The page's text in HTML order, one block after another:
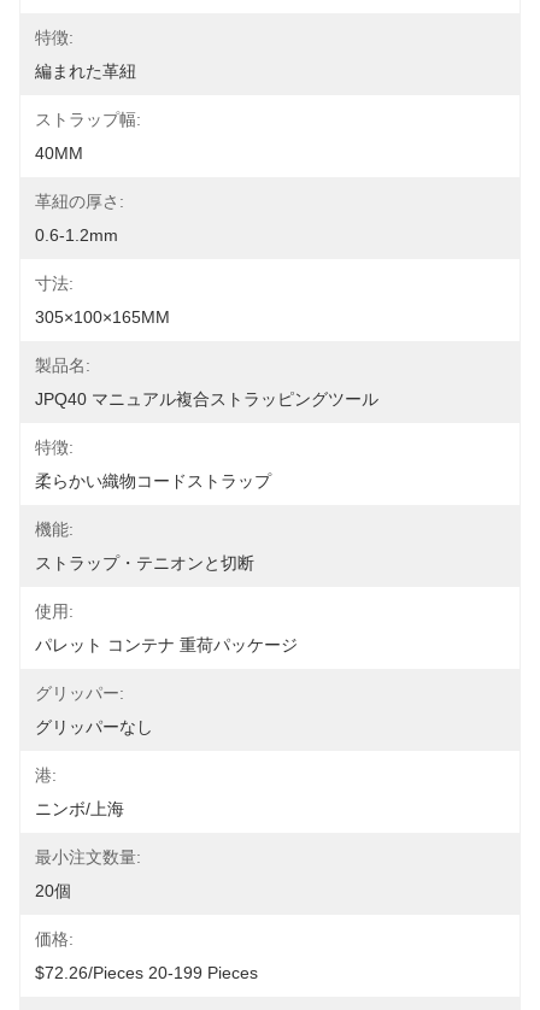
特徴:
編まれた革紐
ストラップ幅:
40MM
革紐の厚さ:
0.6-1.2mm
寸法:
305×100×165MM
製品名:
JPQ40 マニュアル複合ストラッピングツール
特徴:
柔らかい織物コードストラップ
機能:
ストラップ・テニオンと切断
使用:
パレット コンテナ 重荷パッケージ
グリッパー:
グリッパーなし
港:
ニンボ/上海
最小注文数量:
20個
価格:
$72.26/pieces 20-199 Pieces